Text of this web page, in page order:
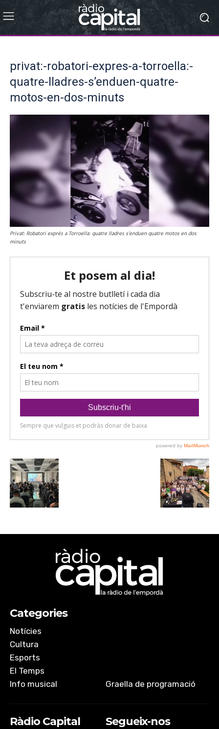
privat:-robatori-expres-a-torroella:-
quatre-lladres-s’enduen-quatre-
motos-en-dos-minuts
Privat: Robatori exprés a Torroella: quatre lladres s’enduen quatre motos en dos
minuts
Categories
Notícies
Cultura
Esports
El Temps
Info musical
Graella de programació
Ràdio Capital Segueix-nos